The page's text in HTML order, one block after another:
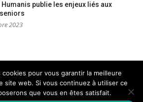
publie les enjeux liés aux
2023
Nous contacter
- L'info sociale, solidaire et engagée–
pour vous garantir la meilleure
site web. Si vous continuez à utiliser ce
que vous en êtes satisfait.